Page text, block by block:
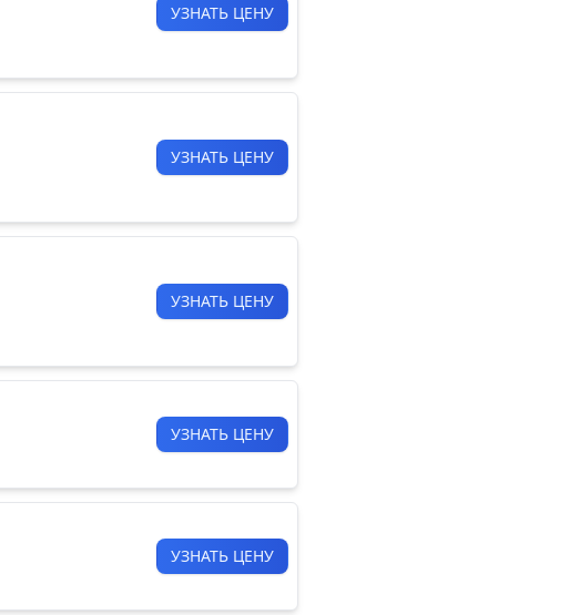
УЗНАТЬ ЦЕНУ
УЗНАТЬ ЦЕНУ
УЗНАТЬ ЦЕНУ
УЗНАТЬ ЦЕНУ
УЗНАТЬ ЦЕНУ